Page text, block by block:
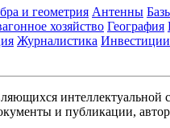
и геометрия Антенны
хозяйство География
Журналистика Инвестиции
и публикации,